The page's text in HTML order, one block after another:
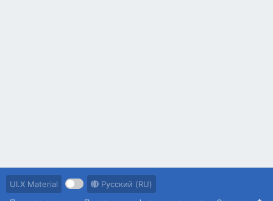
UI.X Material
Русский (RU)